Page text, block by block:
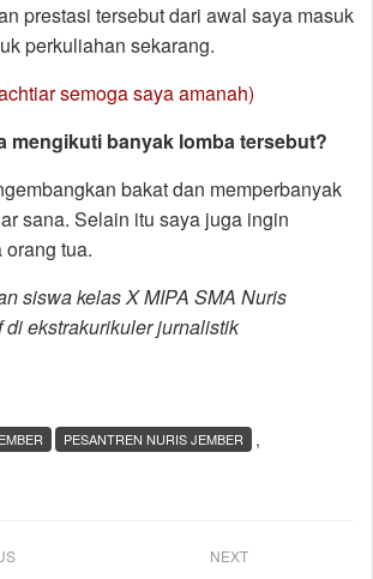
prestasi tersebut dari awal saya masuk
perkuliahan sekarang.
semoga saya amanah)
mengikuti banyak lomba tersebut?
bakat dan memperbanyak
sana. Selain itu saya juga ingin
orang tua.
siswa kelas X MIPA SMA Nuris
di ekstrakurikuler jurnalistik
,
PESANTREN NURIS JEMBER
NEXT